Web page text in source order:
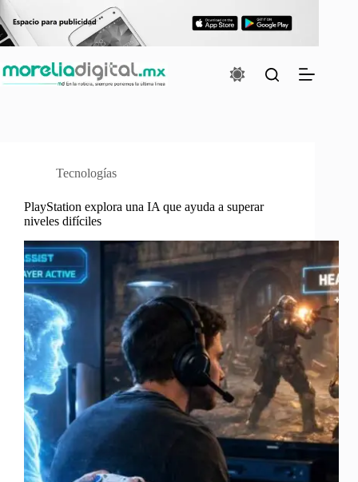
al
contenido
Tecnologías
PlayStation explora una IA que ayuda a superar
niveles difíciles